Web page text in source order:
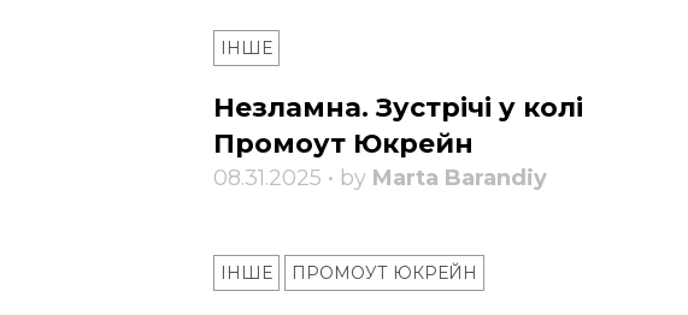
ІНШЕ
Незламна. Зустрічі у колі
Промоут Юкрейн
08.31.2025 • by Marta Barandiy
ІНШЕ ПРОМОУТ ЮКРЕЙН